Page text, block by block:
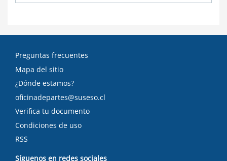
Preguntas frecuentes
Mapa del sitio
¿Dónde estamos?
oficinadepartes@suseso.cl
Verifica tu documento
Condiciones de uso
RSS
Síguenos en redes sociales